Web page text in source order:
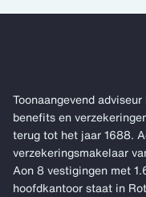
Toonaangevend
benefits en
terug tot het jaar 1688.
verzekeringsmakelaar
Aon 8 vestigingen met
hoofdkantoor staat in